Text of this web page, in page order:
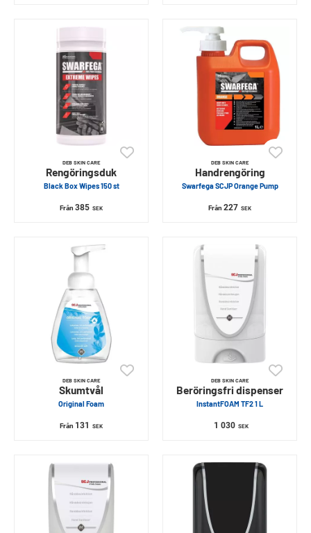
DEB SKIN CARE
Rengöringsduk
Black Box Wipes 150 st
Från 385 SEK
DEB SKIN CARE
Handrengöring
Swarfega SCJP Orange Pump
Från 227 SEK
DEB SKIN CARE
Skumtvål
Original Foam
Från 131 SEK
DEB SKIN CARE
Beröringsfri dispenser
InstantFOAM TF2 1 L
1 030 SEK